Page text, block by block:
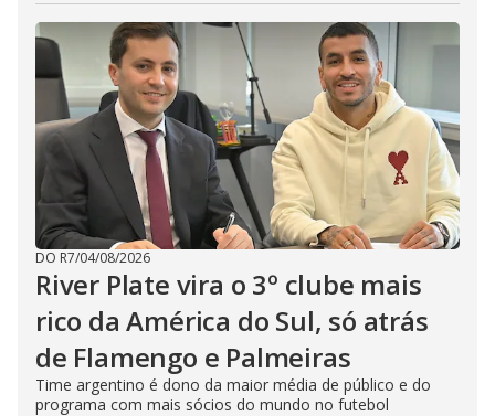
DO R7/04/08/2026
River Plate vira o 3º clube mais
rico da América do Sul, só atrás
de Flamengo e Palmeiras
Time argentino é dono da maior média de público e do
programa com mais sócios do mundo no futebol